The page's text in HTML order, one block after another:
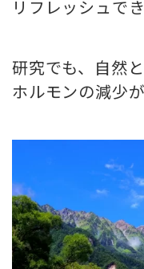
リフレッシュでき
研究でも、自然
ホルモンの減少